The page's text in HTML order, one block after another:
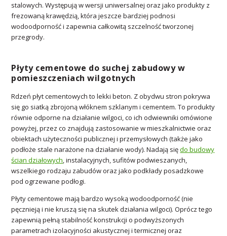
stalowych. Występują w wersji uniwersalnej oraz jako produkty z
frezowaną krawędzią, która jeszcze bardziej podnosi
wodoodporność i zapewnia całkowitą szczelność tworzonej
przegrody.
Płyty cementowe do suchej zabudowy w
pomieszczeniach wilgotnych
Rdzeń płyt cementowych to lekki beton. Z obydwu stron pokrywa
się go siatką zbrojoną włóknem szklanym i cementem. To produkty
równie odporne na działanie wilgoci, co ich odwiewniki omówione
powyżej, przez co znajdują zastosowanie w mieszkalnictwie oraz
obiektach użyteczności publicznej i przemysłowych (także jako
podłoże stale narażone na działanie wody). Nadają siędo budowy
ścian działowych, instalacyjnych, sufitów podwieszanych,
wszelkiego rodzaju zabudów oraz jako podkłady posadzkowe
pod ogrzewane podłogi.
Płyty cementowe mają bardzo wysoką wodoodporność (nie
pęcznieją i nie kruszą się na skutek działania wilgoci). Oprócz tego
zapewnią pełną stabilność konstrukcji o podwyższonych
parametrach izolacyjności akustycznej i termicznej oraz